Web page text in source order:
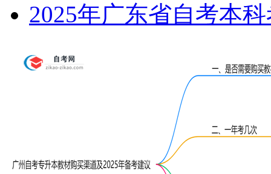
2025年广东省自考本